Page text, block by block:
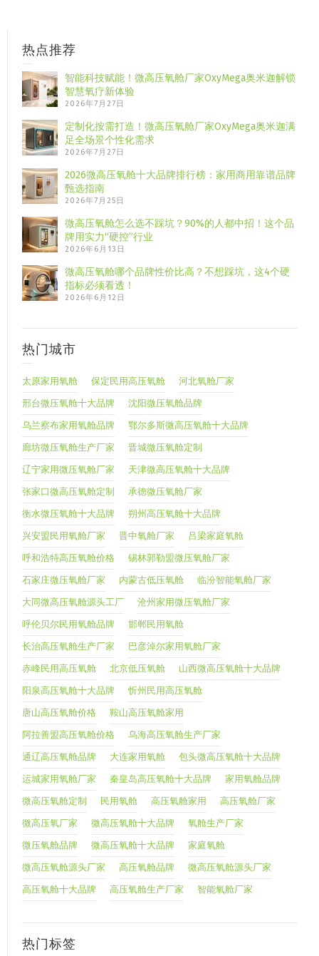
热点推荐
智能科技赋能！微高压氧舱厂家OxyMega奥米迦解锁
智慧氧疗新体验
2026年7月27日
定制化按需打造！微高压氧舱厂家OxyMega奥米迦满
足全场景个性化需求
2026年7月27日
2026微高压氧舱十大品牌排行榜：家用商用靠谱品牌
甄选指南
2026年7月25日
微高压氧舱怎么选不踩坑？90%的人都中招！这个品
牌用实力“硬控”行业
2026年6月13日
微高压氧舱哪个品牌性价比高？不想踩坑，这4个硬
指标必须看透！
2026年6月12日
热门城市
太原家用氧舱 保定民用高压氧舱 河北氧舱厂家
邢台微压氧舱十大品牌 沈阳微压氧舱品牌
乌兰察布家用氧舱品牌 鄂尔多斯微高压氧舱十大品牌
廊坊微压氧舱生产厂家 晋城微压氧舱定制
辽宁家用微压氧舱厂家 天津微高压氧舱十大品牌
张家口微高压氧舱定制 承德微压氧舱厂家
衡水微压氧舱十大品牌 朔州高压氧舱十大品牌
兴安盟民用氧舱厂家 晋中氧舱厂家 吕梁家庭氧舱
呼和浩特高压氧舱价格 锡林郭勒盟微压氧舱厂家
石家庄微压氧舱厂家 内蒙古低压氧舱 临汾智能氧舱厂家
大同微高压氧舱源头工厂 沧州家用微压氧舱厂家
呼伦贝尔民用氧舱品牌 邯郸民用氧舱
长治高压氧舱生产厂家 巴彦淖尔家用氧舱厂家
赤峰民用高压氧舱 北京低压氧舱 山西微高压氧舱十大品牌
阳泉高压氧舱十大品牌 忻州民用高压氧舱
唐山高压氧舱价格 鞍山高压氧舱家用
阿拉善盟高压氧舱价格 乌海高压氧舱生产厂家
通辽高压氧舱品牌 大连家用氧舱 包头微高压氧舱十大品牌
运城家用氧舱厂家 秦皇岛高压氧舱十大品牌 家用氧舱品牌
微高压氧舱定制 民用氧舱 高压氧舱家用 高压氧舱厂家
微高压氧厂家 微高压氧舱十大品牌 氧舱生产厂家
微压氧舱品牌 微高压氧舱十大品牌 家庭氧舱
微高压氧舱源头厂家 高压氧舱品牌 微高压氧舱源头厂家
高压氧舱十大品牌 高压氧舱生产厂家 智能氧舱厂家
热门标签